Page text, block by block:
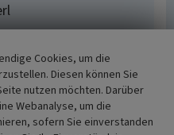
Cookies, um die
Diesen können Sie
nutzen möchten. Darüber
Webanalyse, um die
sofern Sie einverstanden